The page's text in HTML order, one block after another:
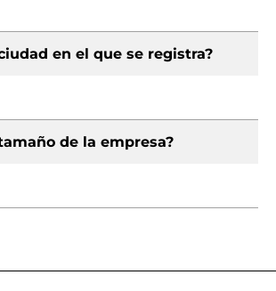
en el que se registra?
de la empresa?